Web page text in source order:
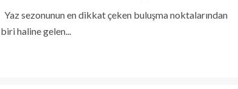
Yaz sezonunun en dikkat çeken buluşma noktalarından
biri haline gelen...